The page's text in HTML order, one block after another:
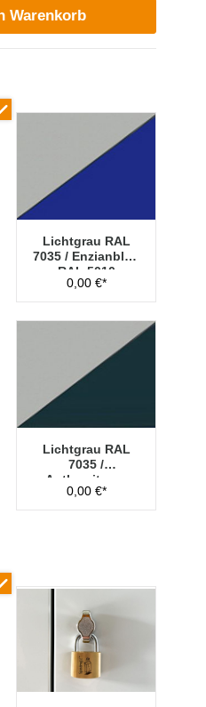
Warenkorb
Lichtgrau RAL
7035 / Enzianblau
RAL 5010
0,00 €*
Lichtgrau RAL
7035 /
Anthrazitgrau
RAL 7016
0,00 €*